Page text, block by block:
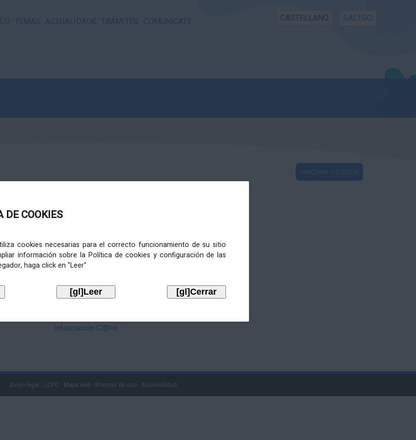
TEMAS ACTUALIDADE TRÁMITES COMUNÍCATE CASTELLANO GALEGO
COOKIES
cookies necesarias para el correcto funcionamiento de su sitio
información sobre la Política de cookies y configuración de las
haga click en "Leer"
INICIAR SESIÓN
Pulse no logotipo
Información Cl@ve
Aviso legal LOPD Mapa web Normas de uso Accesibilidad